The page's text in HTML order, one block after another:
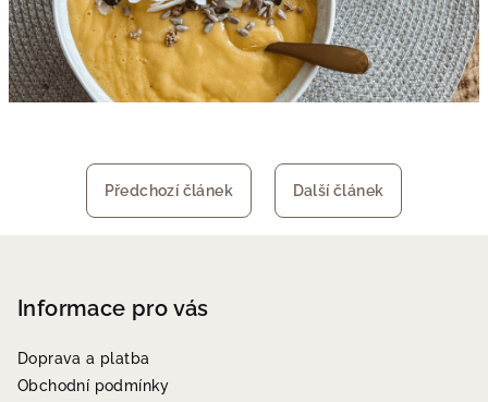
Předchozí článek Další článek
Informace pro vás
Doprava a platba
Obchodní podmínky